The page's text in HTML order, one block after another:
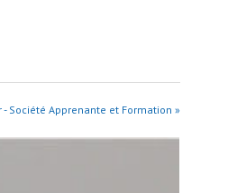
Société Apprenante et Formation »